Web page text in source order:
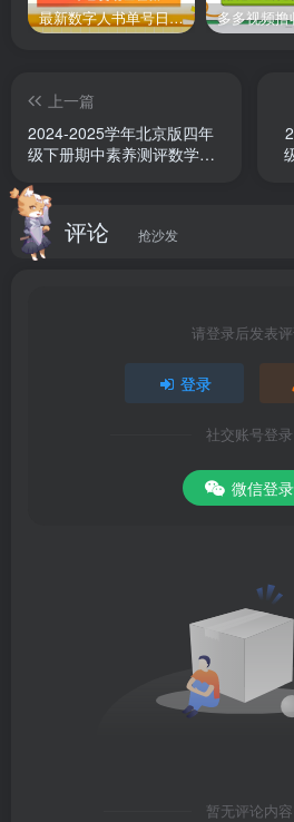
最新数字人书单号日400+创业粉，单日变现五位数，市面卖5980附软件和详…
上一篇
2024-2025学年北京版四年
级下册期中素养测评数学试
评论 抢沙发
请登录后发表
登录
社交账号登录
微信登录
暂无评论内容